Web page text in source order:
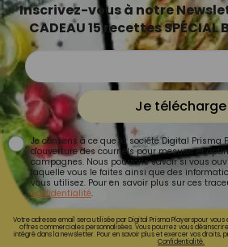
Inscrivez-vous à notre
CADEAU 15 recettes SPÉCIAL
Je télécharge
Je consens à ce que la société Digital Prisma
d'ouverture des courriels pour mesurer et
campagnes. Nous pourrons savoir si vous
laquelle vous le faites ainsi que des
vous utilisez. Pour en savoir plus sur ces
confidentialité.
Votre adresse email sera utilisée par Digital Prisma Playerspour
offres commerciales personnalisées. Vous pourrez vous
intégré dans la newsletter. Pour en savoir plus et exercer vos droits,
Confidentialité.